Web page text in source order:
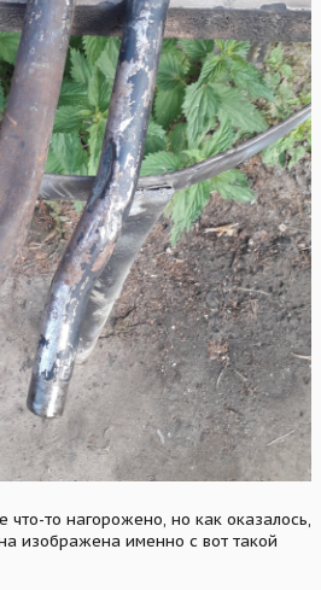
что-то нагорожено, но как оказалось,
изображена именно с вот такой